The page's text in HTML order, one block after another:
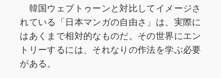
韓国ウェブトゥーンと対比してイメージさ
れている「日本マンガの自由さ」は、実際に
はあくまで相対的なものだ。その世界にエン
トリーするには、それなりの作法を学ぶ必要
がある。